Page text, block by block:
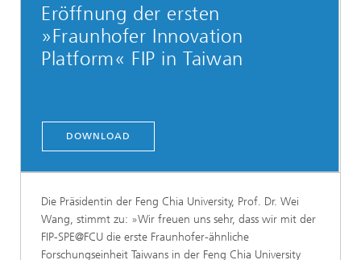
Eröffnung der ersten
»Fraunhofer Innovation
Platform« FIP in Taiwan
DOWNLOAD
Die Präsidentin der Feng Chia University, Prof. Dr. Wei
Wang, stimmt zu: »Wir freuen uns sehr, dass wir mit der
FIP-SPE@FCU die erste Fraunhofer-ähnliche
Forschungseinheit Taiwans in der Feng Chia University